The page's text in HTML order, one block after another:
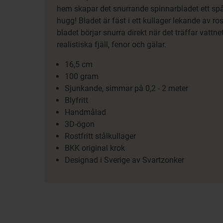
hem skapar det snurrande spinnarbladet ett
hugg! Bladet är fäst i ett kullager lekande av
bladet börjar snurra direkt när det träffar
realistiska fjäll, fenor och gälar.
16,5 cm
100 gram
Sjunkande, simmar på 0,2 - 2 meter
Blyfritt
Handmålad
3D-ögon
Rostfritt stålkullager
BKK original krok
Designad i Sverige av Svartzonker